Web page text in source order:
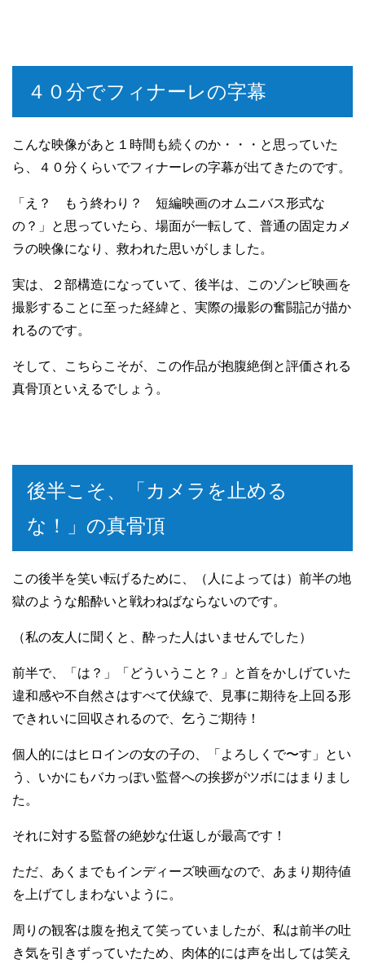
４０分でフィナーレの字幕
こんな映像があと１時間も続くのか・・・と思っていた
ら、４０分くらいでフィナーレの字幕が出てきたのです。
「え？ もう終わり？ 短編映画のオムニバス形式な
の？」と思っていたら、場面が一転して、普通の固定カメ
ラの映像になり、救われた思いがしました。
実は、２部構造になっていて、後半は、このゾンビ映画を
撮影することに至った経緯と、実際の撮影の奮闘記が描か
れるのです。
そして、こちらこそが、この作品が抱腹絶倒と評価される
真骨頂といえるでしょう。
後半こそ、「カメラを止める
な！」の真骨頂
この後半を笑い転げるために、（人によっては）前半の地
獄のような船酔いと戦わねばならないのです。
（私の友人に聞くと、酔った人はいませんでした）
前半で、「は？」「どういうこと？」と首をかしげていた
違和感や不自然さはすべて伏線で、見事に期待を上回る形
できれいに回収されるので、乞うご期待！
個人的にはヒロインの女の子の、「よろしくで〜す」とい
う、いかにもバカっぽい監督への挨拶がツボにはまりまし
た。
それに対する監督の絶妙な仕返しが最高です！
ただ、あくまでもインディーズ映画なので、あまり期待値
を上げてしまわないように。
周りの観客は腹を抱えて笑っていましたが、私は前半の吐
き気を引きずっていたため、肉体的には声を出しては笑え